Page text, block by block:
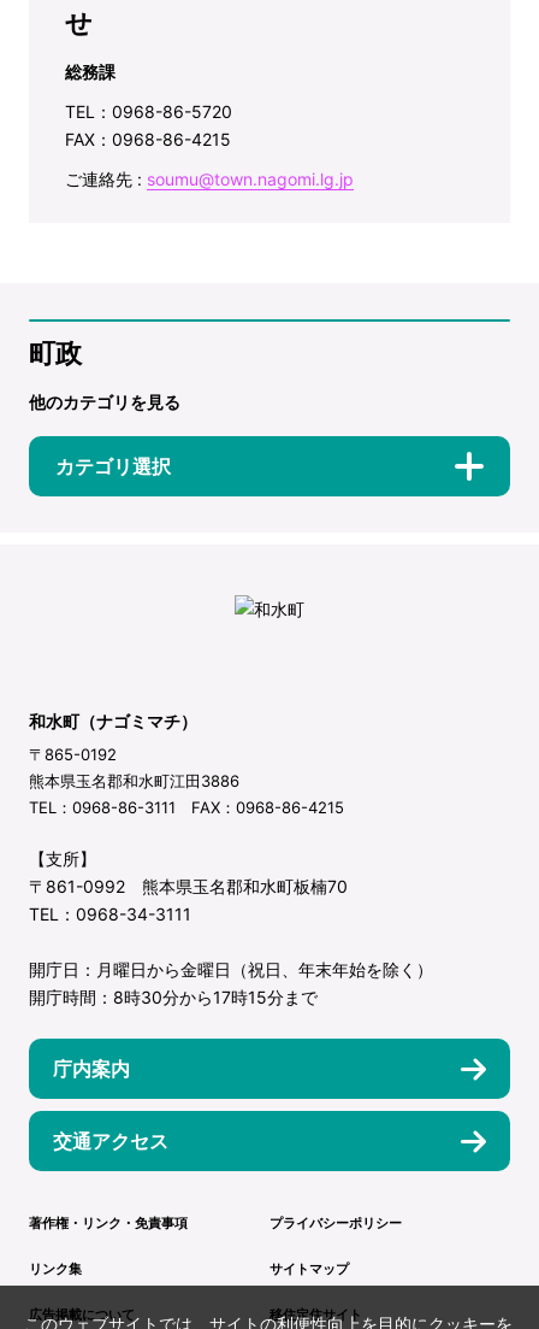
せ
総務課
TEL：0968-86-5720
FAX：0968-86-4215
ご連絡先 : soumu@town.nagomi.lg.jp
町政
他のカテゴリを見る
カテゴリ選択
和水町（ナゴミマチ）
〒865-0192
熊本県玉名郡和水町江田3886
TEL：0968-86-3111 FAX：0968-86-4215
【支所】
〒861-0992 熊本県玉名郡和水町板楠70
TEL：0968-34-3111
開庁日：月曜日から金曜日（祝日、年末年始を除く）
開庁時間：8時30分から17時15分まで
庁内案内
交通アクセス
著作権・リンク・免責事項 プライバシーポリシー
リンク集 サイトマップ
広告掲載について 移住定住サイト
このウェブサイトでは、サイトの利便性向上を目的にクッキーを